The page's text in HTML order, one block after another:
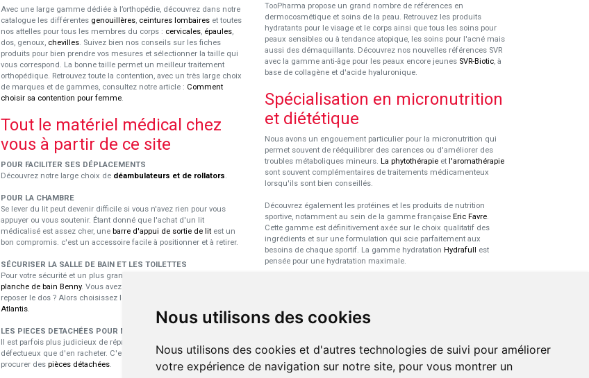
Nous utilisons des cookies
Nous utilisons des cookies et d'autres technologies de suivi pour améliorer
votre expérience de navigation sur notre site, pour vous montrer un
Avec une large gamme dédiée à l’orthopédie, découvrez dans notre
catalogue les différentes genouillères, ceintures lombaires et toutes
nos attelles pour tous les membres du corps : cervicales, épaules,
dos, genoux, chevilles. Suivez bien nos conseils sur les fiches
produits pour bien prendre vos mesures et sélectionner la taille qui
vous correspond. La bonne taille permet un meilleur traitement
orthopédique. Retrouvez toute la contention, avec un très large choix
de marques et de gammes, consultez notre article : Comment
choisir sa contention pour femme.
Tout le matériel médical chez
vous à partir de ce site
POUR FACILITER SES DÉPLACEMENTS
Découvrez notre large choix de déambulateurs et de rollators.
POUR LA CHAMBRE
Se lever du lit peut devenir difficile si vous n'avez rien pour vous
appuyer ou vous soutenir. Étant donné que l'achat d'un lit
médicalisé est assez cher, une barre d'appui de sortie de lit est un
bon compromis. c'est un accessoire facile à positionner et à retirer.
SÉCURISER LA SALLE DE BAIN ET LES TOILETTES
Pour votre sécurité et un plus grand confort durant le bain, utilisez la
planche de bain Benny. Vous avez besoin d'un dossier pour vous
reposer le dos ? Alors choisissez le
Atlantis.
LES PIECES DETACHÉES POUR MATÉRIEL MÉDICAL
Il est parfois plus judicieux de réparer du matériel médical
défectueux que d'en racheter. C'est là toute l'utilité de pouvoir se
procurer des pièces détachées.
TooPharma propose un grand nombre de références en
dermocosmétique et soins de la peau. Retrouvez les produits
hydratants pour le visage et le corps ainsi que tous les soins pour
peaux sensibles ou à tendance atopique, les soins pour l'acné mais
aussi des démaquillants. Découvrez nos nouvelles références SVR
avec la gamme anti-âge pour les peaux encore jeunes SVR-Biotic, à
base de collagène et d'acide hyaluronique.
Spécialisation en micronutrition
et diététique
Nous avons un engouement particulier pour la micronutrition qui
permet souvent de rééquilibrer des carences ou d'améliorer des
troubles métaboliques mineurs. La phytothérapie et l'aromathérapie
sont souvent complémentaires de traitements médicamenteux
lorsqu'ils sont bien conseillés.
Découvrez également les protéines et les produits de nutrition
sportive, notamment au sein de la gamme française Eric Favre.
Cette gamme est définitivement axée sur le choix qualitatif des
ingrédients et sur une formulation qui scie parfaitement aux
besoins de chaque sportif. La gamme hydratation Hydrafull est
pensée pour une hydratation maximale.
probiotiques
nous sommes spécialisés dans ce domaine pour sélectionner les
produits de qualité et pour pouvoir vous conseiller de façon
pertinente.